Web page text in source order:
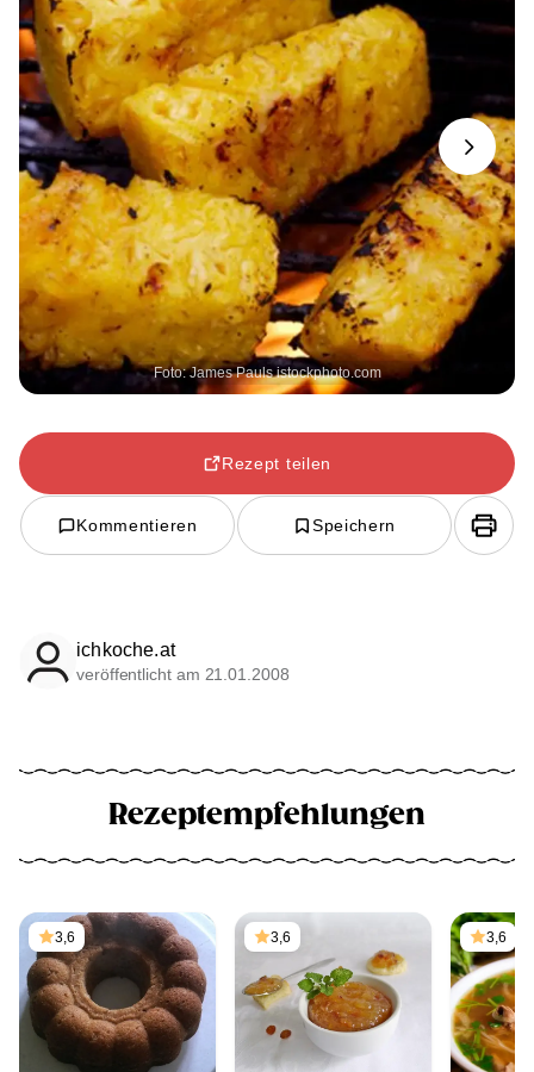
Foto: James Pauls istockphoto.com
Next
Rezept teilen
Kommentieren Speichern
ichkoche.at
veröffentlicht am 21.01.2008
Rezeptempfehlungen
3,6 3,6 3,6